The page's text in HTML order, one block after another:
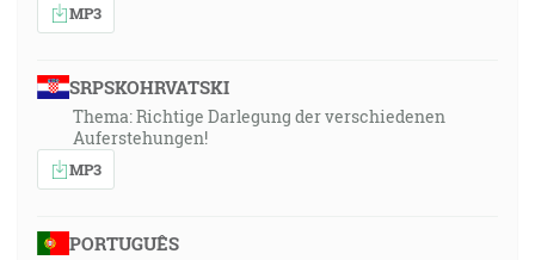
MP3
SRPSKOHRVATSKI
Thema: Richtige Darlegung der verschiedenen
Auferstehungen!
MP3
PORTUGUÊS